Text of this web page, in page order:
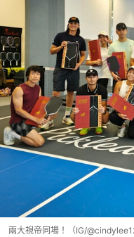
兩大視帝同場！（IG/